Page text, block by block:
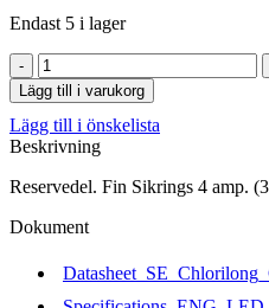
Endast 5 i lager
Fin
Sikrings
4
amp.
(3
Da-
mängd
Lägg till i varukorg
Lägg till i önskelista
Beskrivning
Reservedel. Fin Sikrings 4 amp.
Dokument